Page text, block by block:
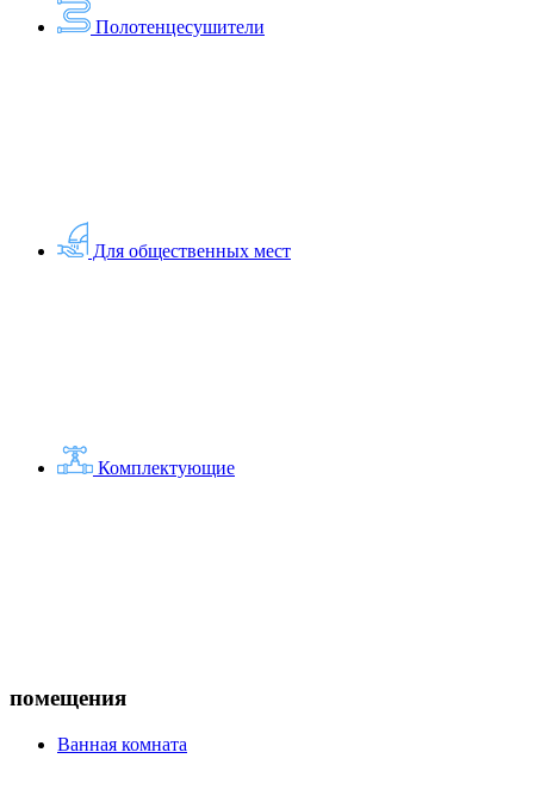
Полотенцесушители
Для общественных мест
Комплектующие
помещения
Ванная комната